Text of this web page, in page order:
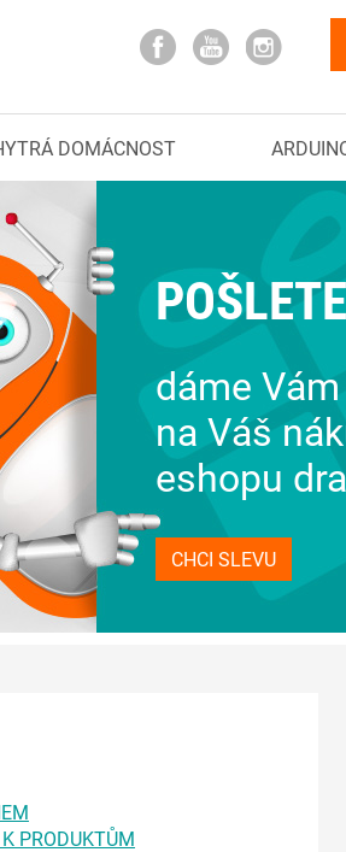
DOMÁCNOST
dáme
na Váš
eshopu
CHCI SLEVU
PRODUKTŮM